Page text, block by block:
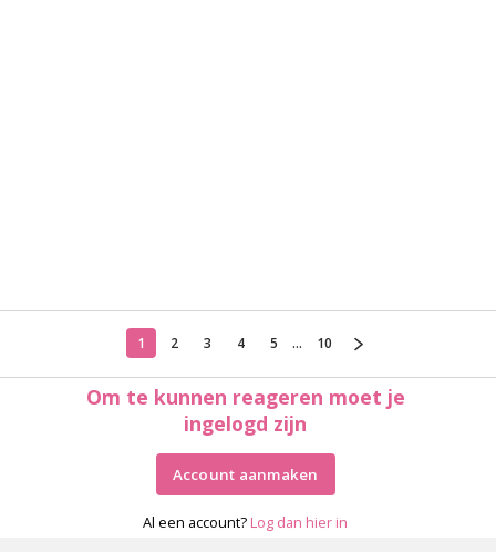
1 2 3 4 5 ... 10
Om te kunnen reageren moet je
ingelogd zijn
Account aanmaken
Al een account? Log dan hier in